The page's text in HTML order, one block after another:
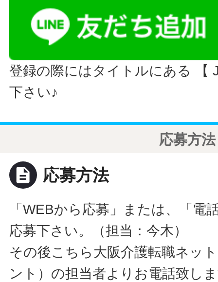
登録の際にはタイトルにある 【
下さい♪
応募方法
description 応募方法
「WEBから応募」または、「電
応募下さい。（担当：今木）
その後こちら大阪介護転職ネッ
ント）の担当者よりお電話致し